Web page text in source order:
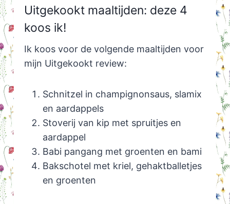
Uitgekookt maaltijden: deze 4
koos ik!
Ik koos voor de volgende maaltijden voor
mijn Uitgekookt review:
Schnitzel in champignonsaus, slamix
en aardappels
Stoverij van kip met spruitjes en
aardappel
Babi pangang met groenten en bami
Bakschotel met kriel, gehaktballetjes
en groenten